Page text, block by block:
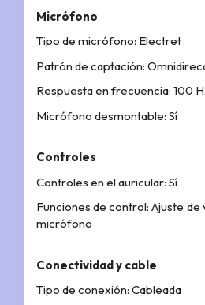
Micrófono
Tipo de micrófono: Electret
Patrón de captación:
Respuesta en frecuencia: 100
Micrófono desmontable: Sí
Controles
Controles en el auricular: Sí
Funciones de control: Ajuste
micrófono
Conectividad y cable
Tipo de conexión: Cableada